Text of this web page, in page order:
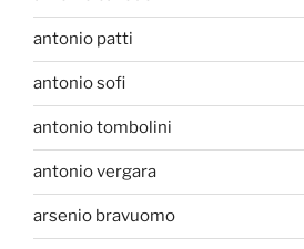
antonio patti
antonio sofi
antonio tombolini
antonio vergara
arsenio bravuomo